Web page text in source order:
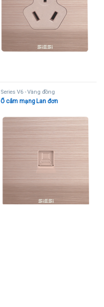
Series V6 - Vàng đồng
Ổ cắm mạng Lan đơn